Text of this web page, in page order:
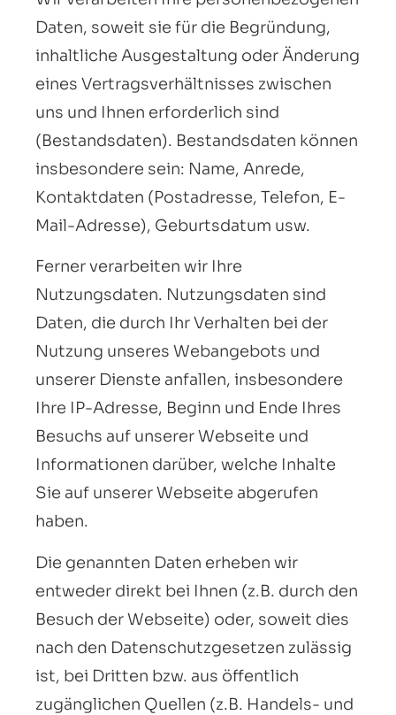
Daten, soweit sie für die Begründung,
inhaltliche Ausgestaltung oder Änderung
eines Vertragsverhältnisses zwischen
uns und Ihnen erforderlich sind
(Bestandsdaten). Bestandsdaten können
insbesondere sein: Name, Anrede,
Kontaktdaten (Postadresse, Telefon, E-
Mail-Adresse), Geburts­datum usw.
Ferner verarbeiten wir Ihre
Nutzungsdaten. Nutzungsdaten sind
Daten, die durch Ihr Verhalten bei der
Nutzung unseres Webangebots und
unserer Dienste anfallen, insbesondere
Ihre IP-Adresse, Beginn und Ende Ihres
Besuchs auf unserer Webseite und
Informationen darüber, welche Inhalte
Sie auf unserer Webseite abgerufen
haben.
Die genannten Daten erheben wir
entweder direkt bei Ihnen (z.B. durch den
Besuch der Webseite) oder, soweit dies
nach den Datenschutzgesetzen zulässig
ist, bei Dritten bzw. aus öffentlich
zugänglichen Quellen (z.B. Handels- und